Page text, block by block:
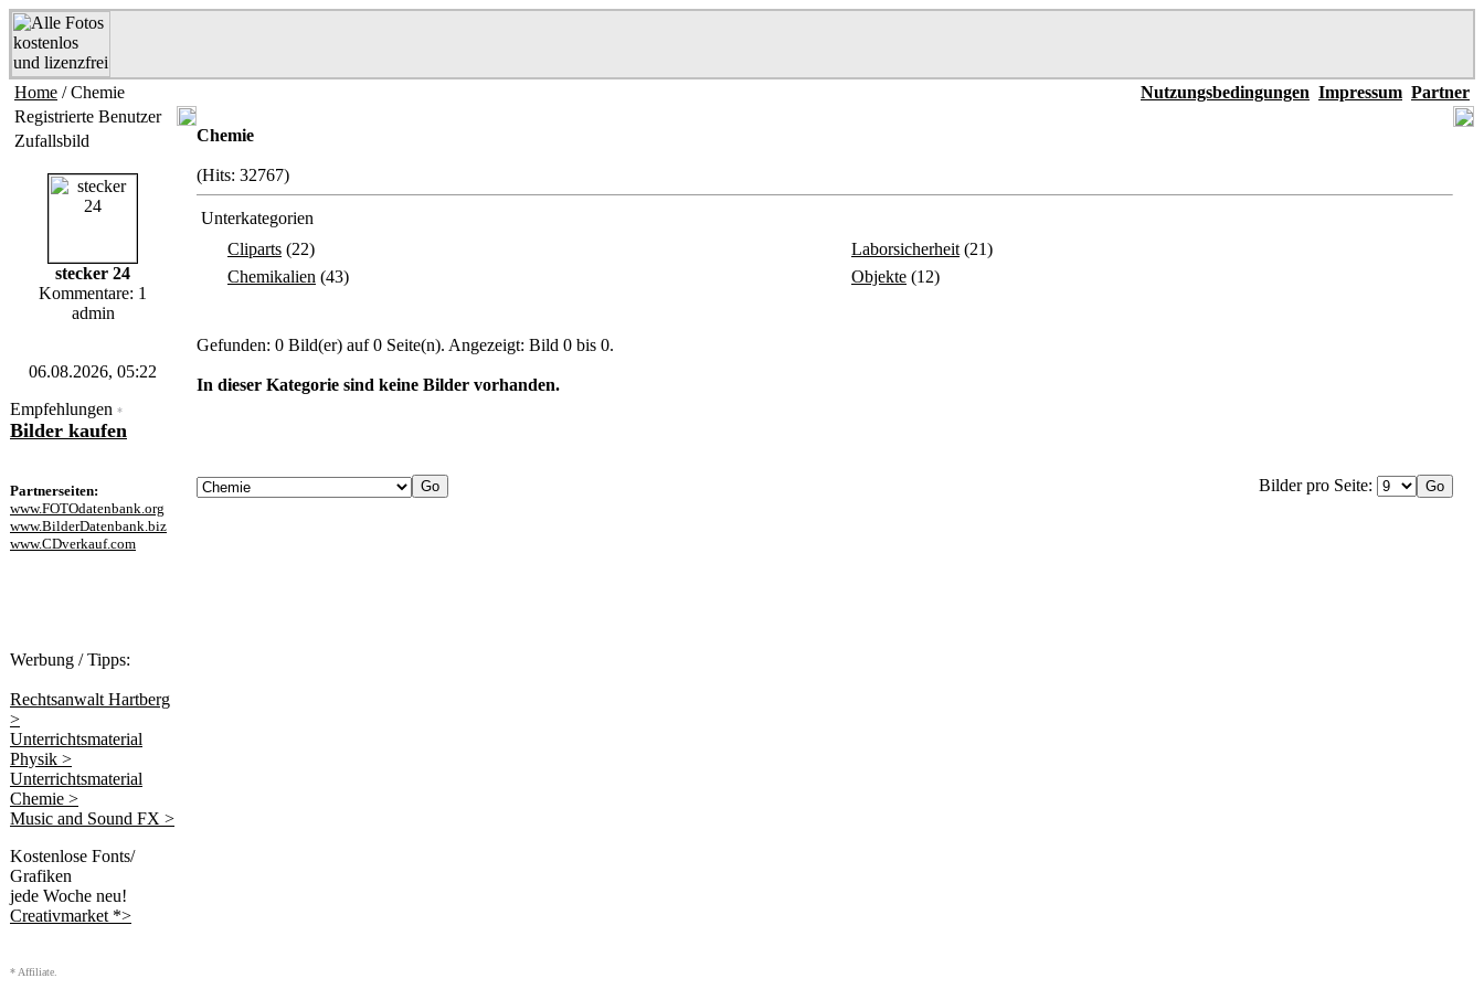
Home / Chemie Nutzungsbedingungen Impressum Partner
Registrierte Benutzer
Zufallsbild
stecker 24
Kommentare: 1
admin
06.08.2026, 05:22
Empfehlungen *
Bilder kaufen
Partnerseiten:
www.FOTOdatenbank.org
www.BilderDatenbank.biz
www.CDverkauf.com
Werbung / Tipps:
Rechtsanwalt Hartberg
>
Unterrichtsmaterial
Physik >
Unterrichtsmaterial
Chemie >
Music and Sound FX >
Kostenlose Fonts/
Grafiken
jede Woche neu!
Creativmarket *>
* Affiliate.
Chemie
(Hits: 32767)
Unterkategorien
Cliparts (22)
Chemikalien (43)
Laborsicherheit (21)
Objekte (12)
Gefunden: 0 Bild(er) auf 0 Seite(n). Angezeigt: Bild 0 bis 0.
In dieser Kategorie sind keine Bilder vorhanden.
Bilder pro Seite: